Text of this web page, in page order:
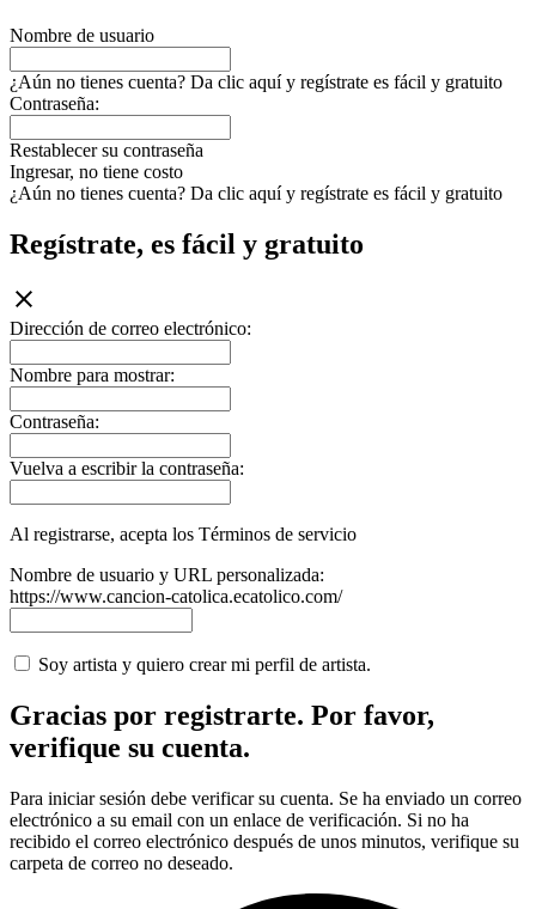
Nombre de usuario
¿Aún no tienes cuenta? Da clic aquí y regístrate es fácil y gratuito
Contraseña:
Restablecer su contraseña
Ingresar, no tiene costo
¿Aún no tienes cuenta? Da clic aquí y regístrate es fácil y gratuito
Regístrate, es fácil y gratuito
Dirección de correo electrónico:
Nombre para mostrar:
Contraseña:
Vuelva a escribir la contraseña:
Al registrarse, acepta los Términos de servicio
Nombre de usuario y URL personalizada:
https://www.cancion-catolica.ecatolico.com/
Soy artista y quiero crear mi perfil de artista.
Gracias por registrarte. Por favor,
verifique su cuenta.
Para iniciar sesión debe verificar su cuenta. Se ha enviado un correo
electrónico a su email con un enlace de verificación. Si no ha
recibido el correo electrónico después de unos minutos, verifique su
carpeta de correo no deseado.